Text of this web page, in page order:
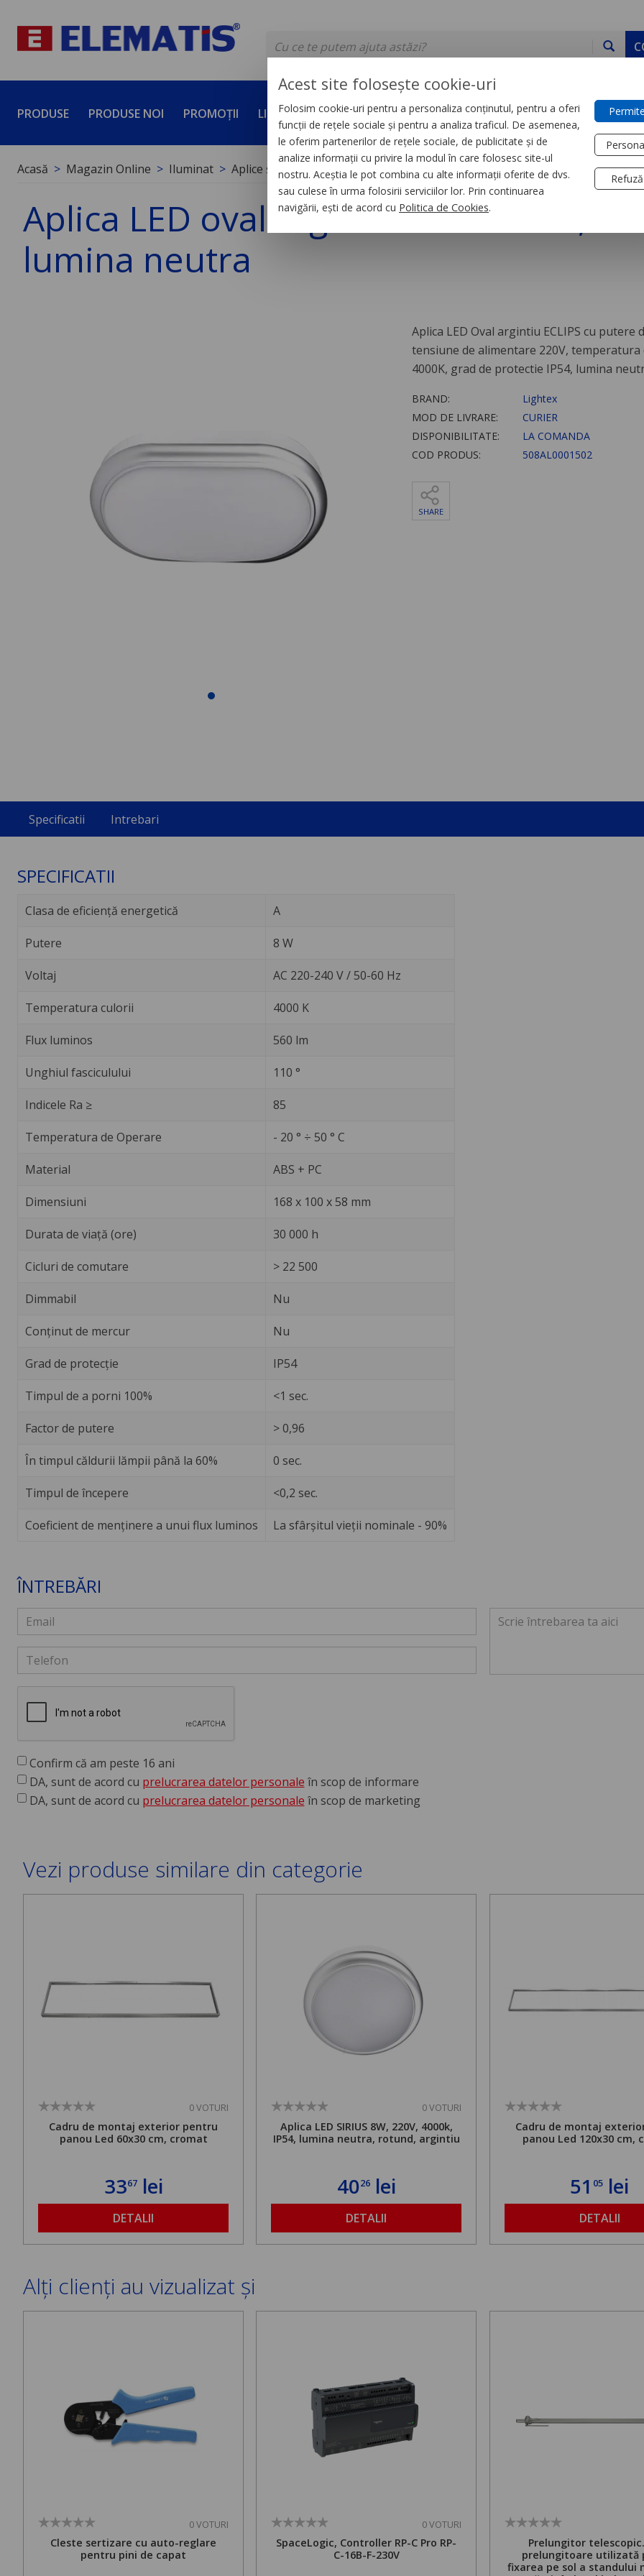
PRODUSE PRODUSE NOI PROMOȚII LICHIDĂRI DE STOC SERVICII DEVINO PARTENER CONTACT
Acasă Magazin Online Iluminat Aplice și plafoniere
Aplica LED oval argintiu ECLIPS 8W,
lumina neutra
Aplica LED Oval argintiu ECLIPS cu putere
tensiune de alimentare 220V, temperatura
4000K, grad de protectie IP54, lumina
BRAND:
Lightex
MOD DE LIVRARE:
CURIER
DISPONIBILITATE:
LA COMANDA
COD PRODUS:
508AL0001502
SHARE
Specificatii Intrebari
SPECIFICATII
Clasa de eficiență energetică A
Putere 8 W
Voltaj AC 220-240 V / 50-60 Hz
Temperatura culorii 4000 K
Flux luminos 560 lm
Unghiul fasciculului 110 °
Indicele Ra ≥ 85
Temperatura de Operare - 20 ° ÷ 50 ° C
Material ABS + PC
Dimensiuni 168 x 100 x 58 mm
Durata de viață (ore) 30 000 h
Cicluri de comutare > 22 500
Dimmabil Nu
Conținut de mercur Nu
Grad de protecție IP54
Timpul de a porni 100% <1 sec.
Factor de putere > 0,96
În timpul căldurii lămpii până la 60% 0 sec.
Timpul de începere <0,2 sec.
Coeficient de menținere a unui flux luminos La sfârșitul vieții nominale - 90%
ÎNTREBĂRI
Confirm că am peste 16 ani
DA, sunt de acord cu prelucrarea datelor personale în scop de informare
DA, sunt de acord cu prelucrarea datelor personale în scop de marketing
Vezi produse similare din categorie
0 VOTURI
Cadru de montaj exterior pentru
panou Led 60x30 cm, cromat
3367lei
DETALII
0 VOTURI
Aplica LED SIRIUS 8W, 220V, 4000k,
IP54, lumina neutra, rotund, argintiu
4026lei
DETALII
Cadru de montaj
panou Led 120x30 cm,
51 05 lei
DETALII
Alți clienți au vizualizat și
0 VOTURI
Cleste sertizare cu auto-reglare
pentru pini de capat
0 VOTURI
SpaceLogic, Controller RP-C Pro RP-
C-16B-F-230V
Prelungitor
prelungitoare utilizată
fixarea pe sol a standului
Acest site folosește cookie-uri
Folosim cookie-uri pentru a personaliza conținutul, pentru a oferi
funcții de rețele sociale și pentru a analiza traficul. De asemenea,
le oferim partenerilor de rețele sociale, de publicitate și de
analize informații cu privire la modul în care folosesc site-ul
nostru. Aceștia le pot combina cu alte informații oferite de dvs.
sau culese în urma folosirii serviciilor lor. Prin continuarea
navigării, ești de acord cu Politica de Cookies.